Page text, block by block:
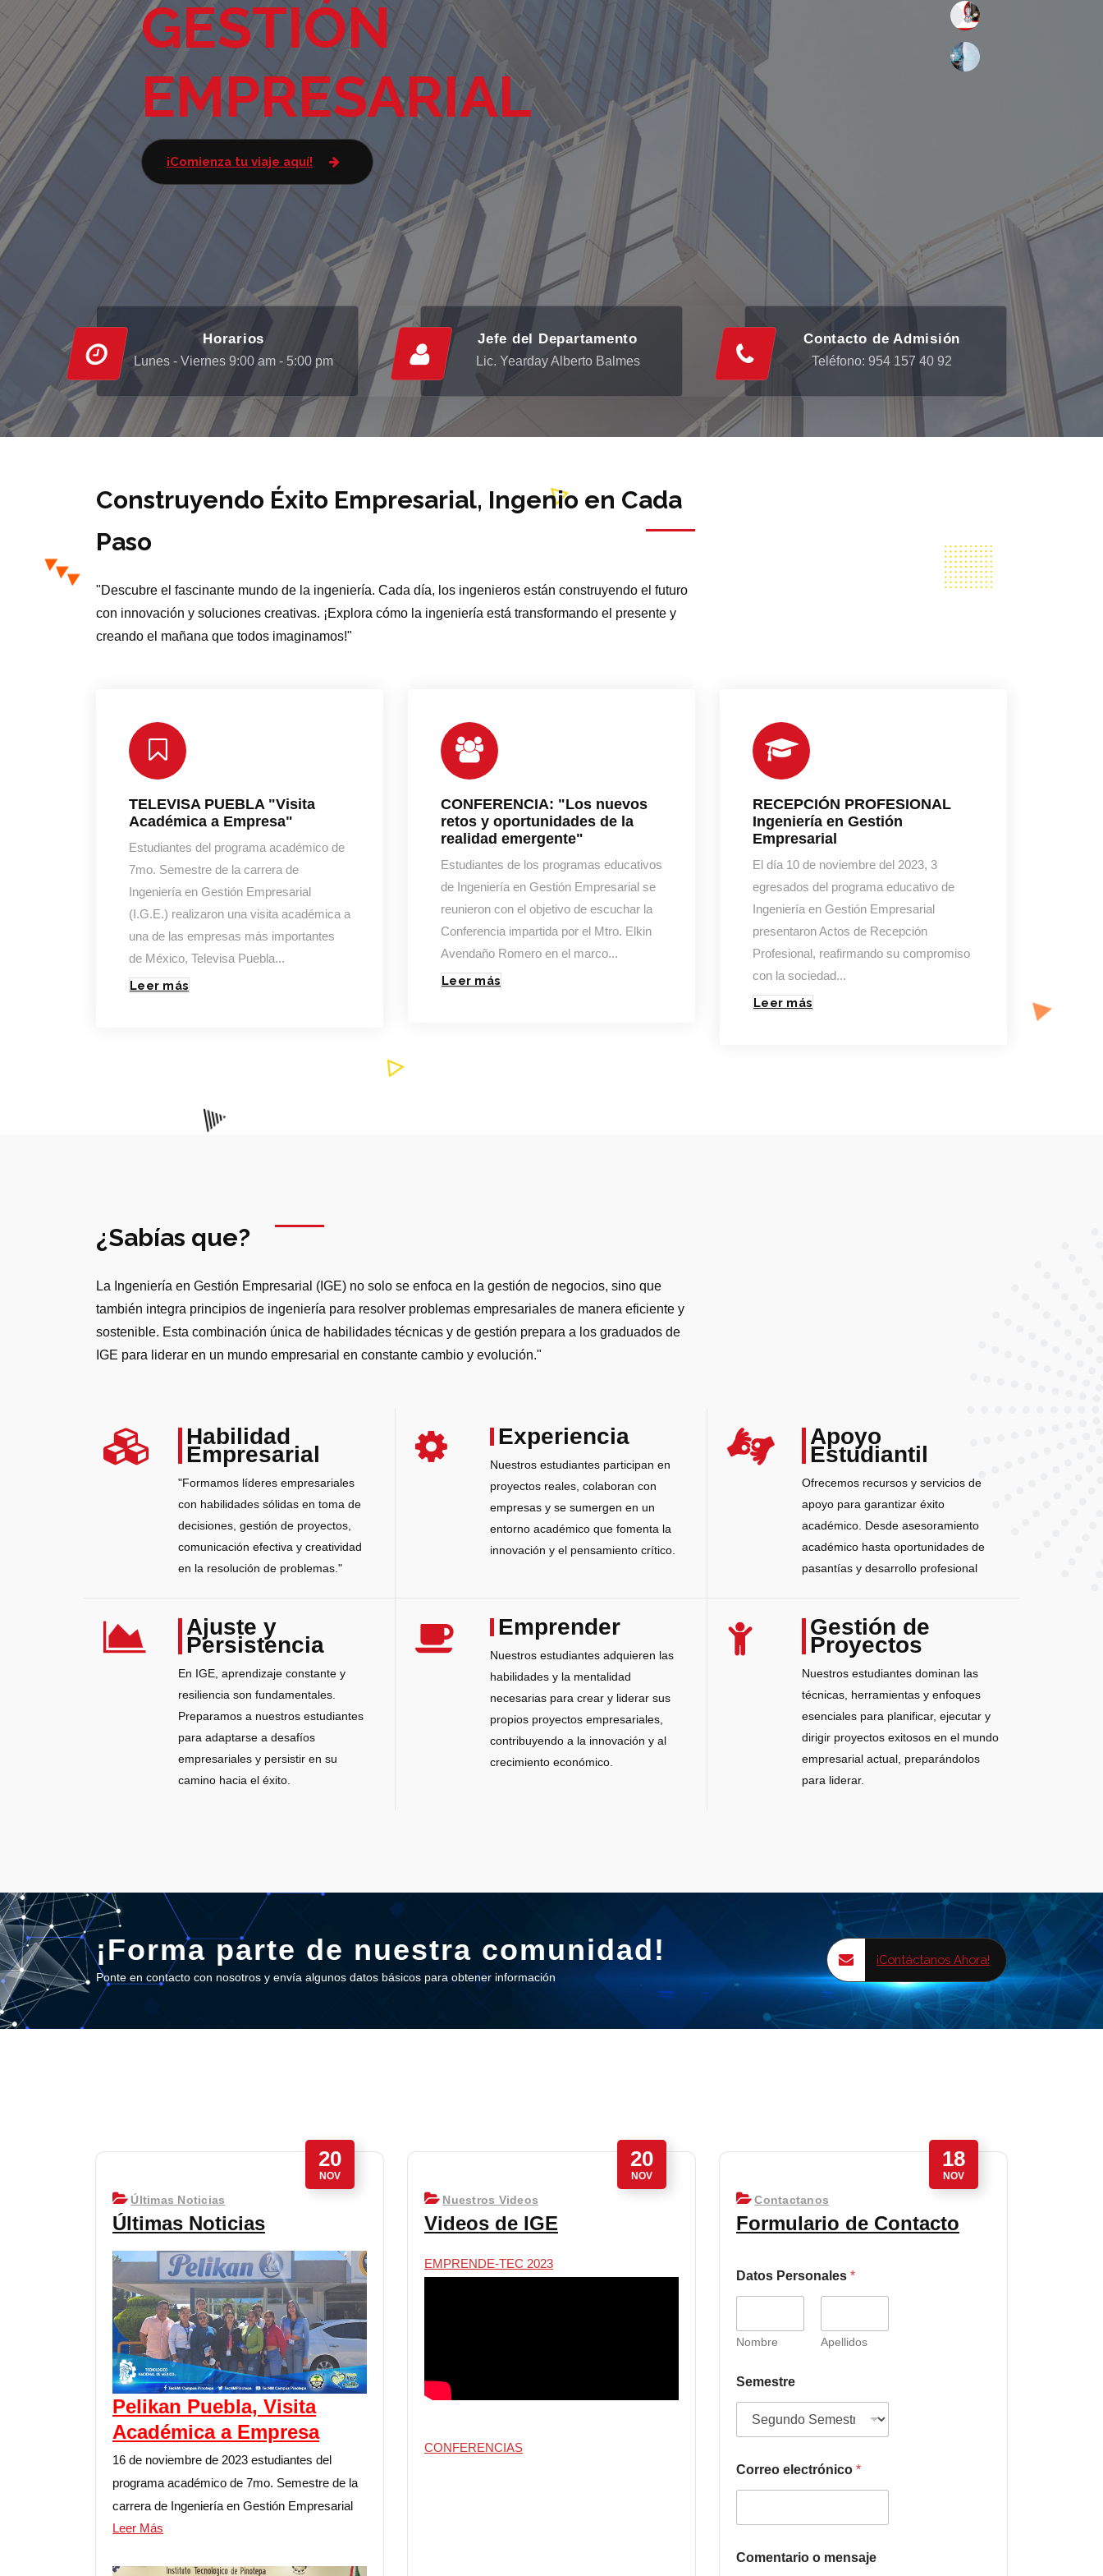
GESTIÓN
EMPRESARIAL
¡Comienza tu viaje aquí!
Horarios
Lunes - Viernes 9:00 am - 5:00 pm
Jefe del Departamento
Lic. Yearday Alberto Balmes
Contacto de Admisión
Teléfono: 954 157 40 92
Construyendo Éxito Empresarial, Ingenio en Cada
Paso
"Descubre el fascinante mundo de la ingeniería. Cada día, los ingenieros están construyendo el futuro
con innovación y soluciones creativas. ¡Explora cómo la ingeniería está transformando el presente y
creando el mañana que todos imaginamos!"
TELEVISA PUEBLA "Visita
Académica a Empresa"
Estudiantes del programa académico de
7mo. Semestre de la carrera de
Ingeniería en Gestión Empresarial
(I.G.E.) realizaron una visita académica a
una de las empresas más importantes
de México, Televisa Puebla...
Leer más
CONFERENCIA: "Los nuevos
retos y oportunidades de la
realidad emergente"
Estudiantes de los programas educativos
de Ingeniería en Gestión Empresarial se
reunieron con el objetivo de escuchar la
Conferencia impartida por el Mtro. Elkin
Avendaño Romero en el marco...
Leer más
RECEPCIÓN PROFESIONAL
Ingeniería en Gestión
Empresarial
El día 10 de noviembre del 2023, 3
egresados del programa educativo de
Ingeniería en Gestión Empresarial
presentaron Actos de Recepción
Profesional, reafirmando su compromiso
con la sociedad...
Leer más
¿Sabías que?
La Ingeniería en Gestión Empresarial (IGE) no solo se enfoca en la gestión de negocios, sino que
también integra principios de ingeniería para resolver problemas empresariales de manera eficiente y
sostenible. Esta combinación única de habilidades técnicas y de gestión prepara a los graduados de
IGE para liderar en un mundo empresarial en constante cambio y evolución."
Habilidad
Empresarial
"Formamos líderes empresariales
con habilidades sólidas en toma de
decisiones, gestión de proyectos,
comunicación efectiva y creatividad
en la resolución de problemas."
Experiencia
Nuestros estudiantes participan en
proyectos reales, colaboran con
empresas y se sumergen en un
entorno académico que fomenta la
innovación y el pensamiento crítico.
Apoyo
Estudiantil
Ofrecemos recursos y servicios de
apoyo para garantizar éxito
académico. Desde asesoramiento
académico hasta oportunidades de
pasantías y desarrollo profesional
Ajuste y
Persistencia
En IGE, aprendizaje constante y
resiliencia son fundamentales.
Preparamos a nuestros estudiantes
para adaptarse a desafíos
empresariales y persistir en su
camino hacia el éxito.
Emprender
Nuestros estudiantes adquieren las
habilidades y la mentalidad
necesarias para crear y liderar sus
propios proyectos empresariales,
contribuyendo a la innovación y al
crecimiento económico.
Gestión de
Proyectos
Nuestros estudiantes dominan las
técnicas, herramientas y enfoques
esenciales para planificar, ejecutar y
dirigir proyectos exitosos en el mundo
empresarial actual, preparándolos
para liderar.
¡Forma parte de nuestra comunidad!
Ponte en contacto con nosotros y envía algunos datos básicos para obtener información
¡Contáctanos Ahora!
20
NOV
Últimas Noticias
Últimas Noticias
Pelikan Puebla, Visita
Académica a Empresa
16 de noviembre de 2023 estudiantes del
programa académico de 7mo. Semestre de la
carrera de Ingeniería en Gestión Empresarial
Leer Más
20
NOV
Nuestros Videos
Videos de IGE
EMPRENDE-TEC 2023
CONFERENCIAS
18
NOV
Contactanos
Formulario de Contacto
Datos Personales *
Nombre Apellidos
Semestre
Correo electrónico *
Comentario o mensaje